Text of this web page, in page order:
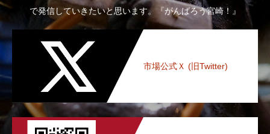
で発信していきたいと思います。『がんばろう宮崎！』
市場公式Ｘ (旧Twitter)